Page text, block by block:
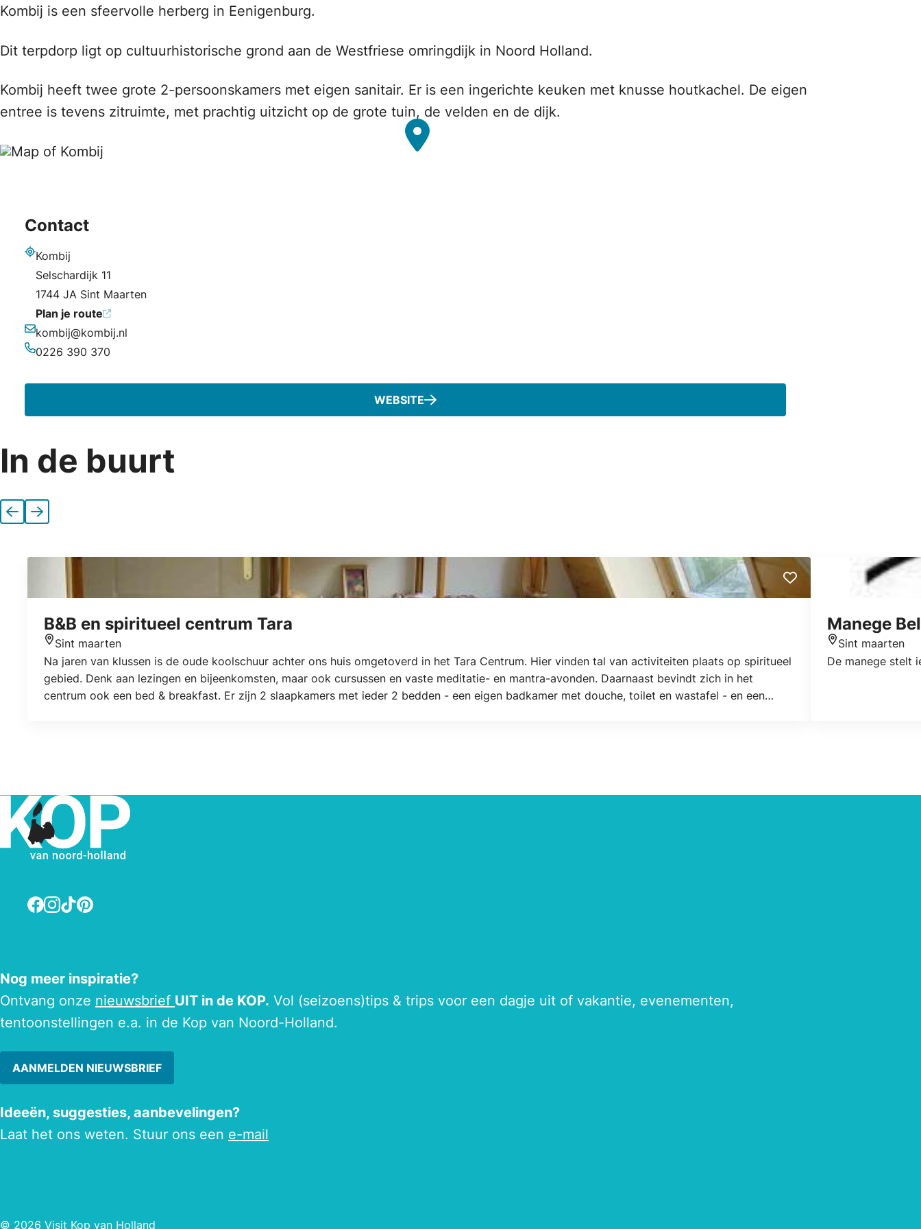
Kombij is een sfeervolle herberg in Eenigenburg.
Dit terpdorp ligt op cultuurhistorische grond aan de Westfriese omringdijk in Noord Holland.
Kombij heeft twee grote 2-persoonskamers met eigen sanitair. Er is een ingerichte keuken met knusse houtkachel. De eigen
entree is tevens zitruimte, met prachtig uitzicht op de grote tuin, de velden en de dijk.
Contact
Kombij
Selschardijk 11
1744 JA Sint Maarten
Plan je route
E-mailadres
kombij@kombij.nl
0226 390 370
WEBSITE
In de buurt
VorigeVolgende
B&B en spiritueel centrum Tara
Locatie
Sint maarten
Na jaren van klussen is de oude koolschuur achter ons huis omgetoverd in het Tara Centrum. Hier vinden tal van activiteiten plaats op spiritueel
gebied. Denk aan lezingen en bijeenkomsten, maar ook cursussen en vaste meditatie- en mantra-avonden. Daarnaast bevindt zich in het
centrum ook een bed & breakfast. Er zijn 2 slaapkamers met ieder 2 bedden - een eigen badkamer met douche, toilet en wastafel - en een
Manege
Locatie
Sint maarten
De manege stelt
Facebook
Instagram
TikTokPinterest
Nog meer inspiratie?
Ontvang onze nieuwsbrief UIT in de KOP. Vol (seizoens)tips & trips voor een dagje uit of vakantie, evenementen,
tentoonstellingen e.a. in de Kop van Noord-Holland.
AANMELDEN NIEUWSBRIEF
Ideeën, suggesties, aanbevelingen?
Laat het ons weten. Stuur ons een e-mail
© 2026 Visit Kop van Holland